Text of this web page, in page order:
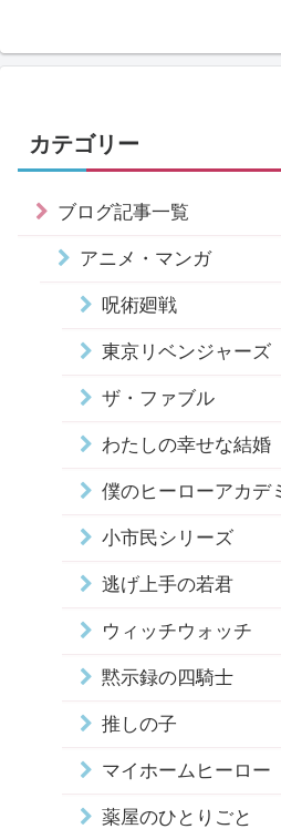
カテゴリー
ブログ記事一覧
アニメ・マンガ
呪術廻戦
東京リベンジャーズ
ザ・ファブル
わたしの幸せな結婚
僕のヒーローアカデ
小市民シリーズ
逃げ上手の若君
ウィッチウォッチ
黙示録の四騎士
推しの子
マイホームヒーロー
薬屋のひとりごと